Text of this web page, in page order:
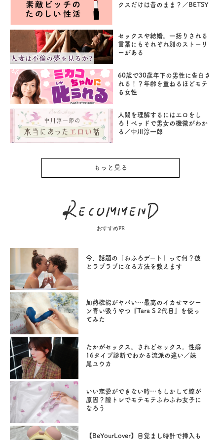
クスだけは昔のまま？／BETSY
セックスや結婚。一括りされる
言葉にもそれぞれ別のストーリ
ーがある
60歳で30歳年下の男性に告白さ
れる！？年齢を重ねるほどモテ
る女性
人間を理解するにはエロをし
ろ！ベッドで男女の機微がわか
る／中川淳一郎
もっと見る
おすすめPR
今、話題の「おふろデート」って何？彼
とラブラブになる方法を教えます
加熱機能がヤバい…最高のイカせマシー
ン青い吸うやつ『Tara S 2代目』を使っ
てみた
たかがセックス。されどセックス。性癖
16タイプ診断でわかる流派の違い／妹
尾ユウカ
いい恋愛ができない時…もしかして膣が
原因？膣トレでモテモテふわふわ女子に
なろう
【BeYourLover】目覚まし時計で挿入も